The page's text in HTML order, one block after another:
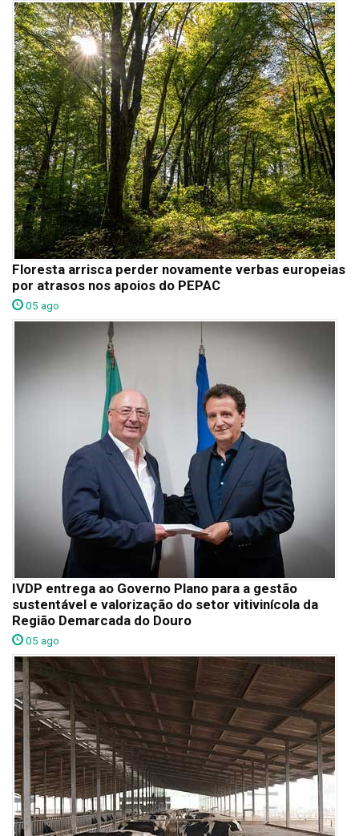
Floresta arrisca perder novamente verbas europeias
por atrasos nos apoios do PEPAC
05 ago
IVDP entrega ao Governo Plano para a gestão
sustentável e valorização do setor vitivinícola da
Região Demarcada do Douro
05 ago